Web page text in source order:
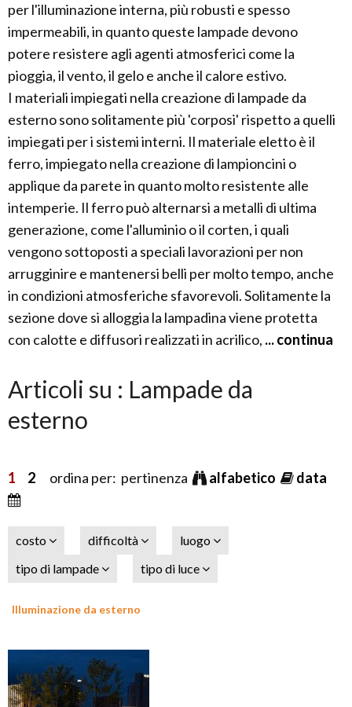
per l'illuminazione interna, più robusti e spesso
impermeabili, in quanto queste lampade devono
potere resistere agli agenti atmosferici come la
pioggia, il vento, il gelo e anche il calore estivo.
I materiali impiegati nella creazione di lampade da
esterno sono solitamente più 'corposi' rispetto a quelli
impiegati per i sistemi interni. Il materiale eletto è il
ferro, impiegato nella creazione di lampioncini o
applique da parete in quanto molto resistente alle
intemperie. Il ferro può alternarsi a metalli di ultima
generazione, come l'alluminio o il corten, i quali
vengono sottoposti a speciali lavorazioni per non
arrugginire e mantenersi belli per molto tempo, anche
in condizioni atmosferiche sfavorevoli. Solitamente la
sezione dove si alloggia la lampadina viene protetta
con calotte e diffusori realizzati in acrilico, ... continua
Articoli su : Lampade da
esterno
1 2 ordina per: pertinenza alfabetico data
costo difficoltà
luogo
tipo di lampade
tipo di luce
Illuminazione da esterno